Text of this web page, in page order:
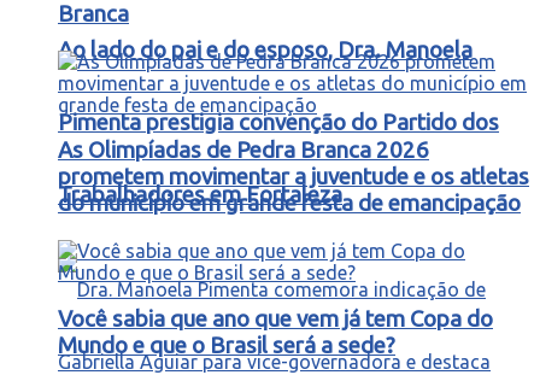
Ao lado do pai e do esposo, Dra. Manoela
Pimenta prestigia convenção do Partido dos
Trabalhadores em Fortaleza
Branca
As Olimpíadas de Pedra Branca 2026
prometem movimentar a juventude e os atletas
do município em grande festa de emancipação
Você sabia que ano que vem já tem Copa do
Mundo e que o Brasil será a sede?